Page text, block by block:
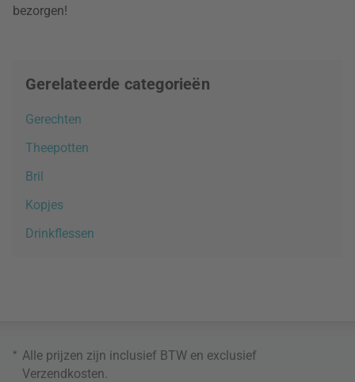
bezorgen!
Gerelateerde categorieën
Gerechten
Theepotten
Bril
Kopjes
Drinkflessen
* Alle prijzen zijn inclusief BTW en exclusief
Verzendkosten.